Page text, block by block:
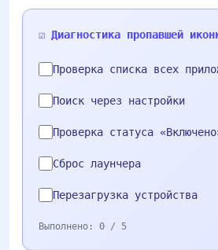
☑️ Диагностика пропавшей
Проверка списка всех
Поиск через настройки
Проверка статуса
Сброс лаунчера
Перезагрузка устройства
Выполнено: 0 / 5